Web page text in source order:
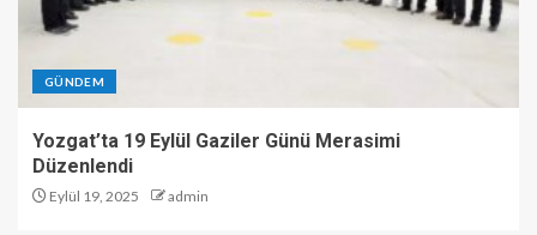
GÜNDEM
Yozgat’ta 19 Eylül Gaziler Günü Merasimi
Düzenlendi
Eylül 19, 2025 admin